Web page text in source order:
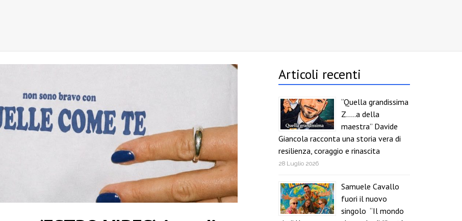
Articoli recenti
“Quella grandissima
Z…..a della
maestra” Davide
Giancola racconta una storia vera di
resilienza, coraggio e rinascita
28 Luglio 2026
Samuele Cavallo
fuori il nuovo
singolo “Il mondo